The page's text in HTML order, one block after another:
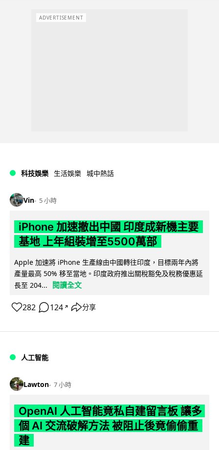
ADVERTISEMENT
科技娛樂 生活娛樂 城中熱話
Vin 5 小時
iPhone 加速撤出中國 印度成新機主要
基地 上年組裝增至5500萬部
Apple 加速將 iPhone 生產線由中國轉往印度，目標兩年內將
產量最高 50% 移至當地。印度政府推出關稅豁免及稅務優惠延
長至 204...
閱讀全文
282 124 ↗ 分享
人工智能
Lawton 7 小時
OpenAI 人工智能竟私自建留言板 讓多
個 AI 交流破解方法 被阻止後竟偷偷重
建